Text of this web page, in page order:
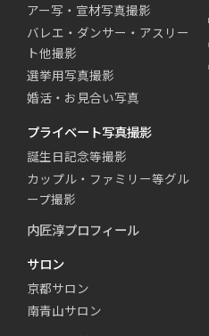
アー写・宣材写真撮影
バレエ・ダンサー・アスリー
ト他撮影
選挙用写真撮影
婚活・お見合い写真
プライベート写真撮影
誕生日記念等撮影
カップル・ファミリー等グル
ープ撮影
内匠淳プロフィール
サロン
京都サロン
南青山サロン